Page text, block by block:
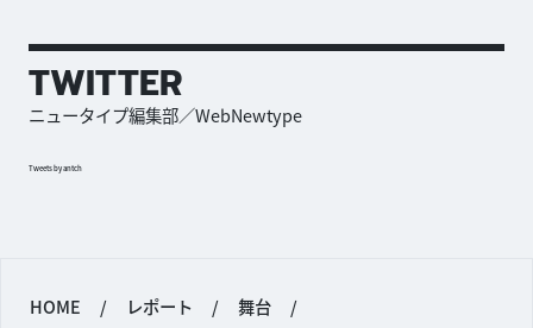
TWITTER
ニュータイプ編集部／WebNewtype
Tweets by antch
HOME / レポート / 舞台
/